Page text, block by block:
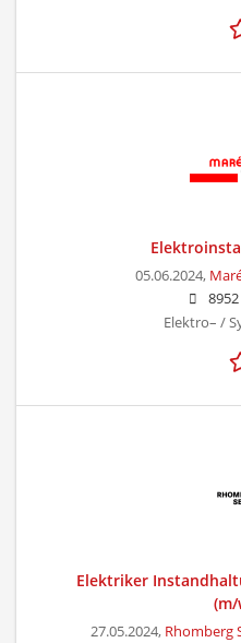
05.06.2024,
Elektro– /
Elektriker
27.05.2024, Rhomberg